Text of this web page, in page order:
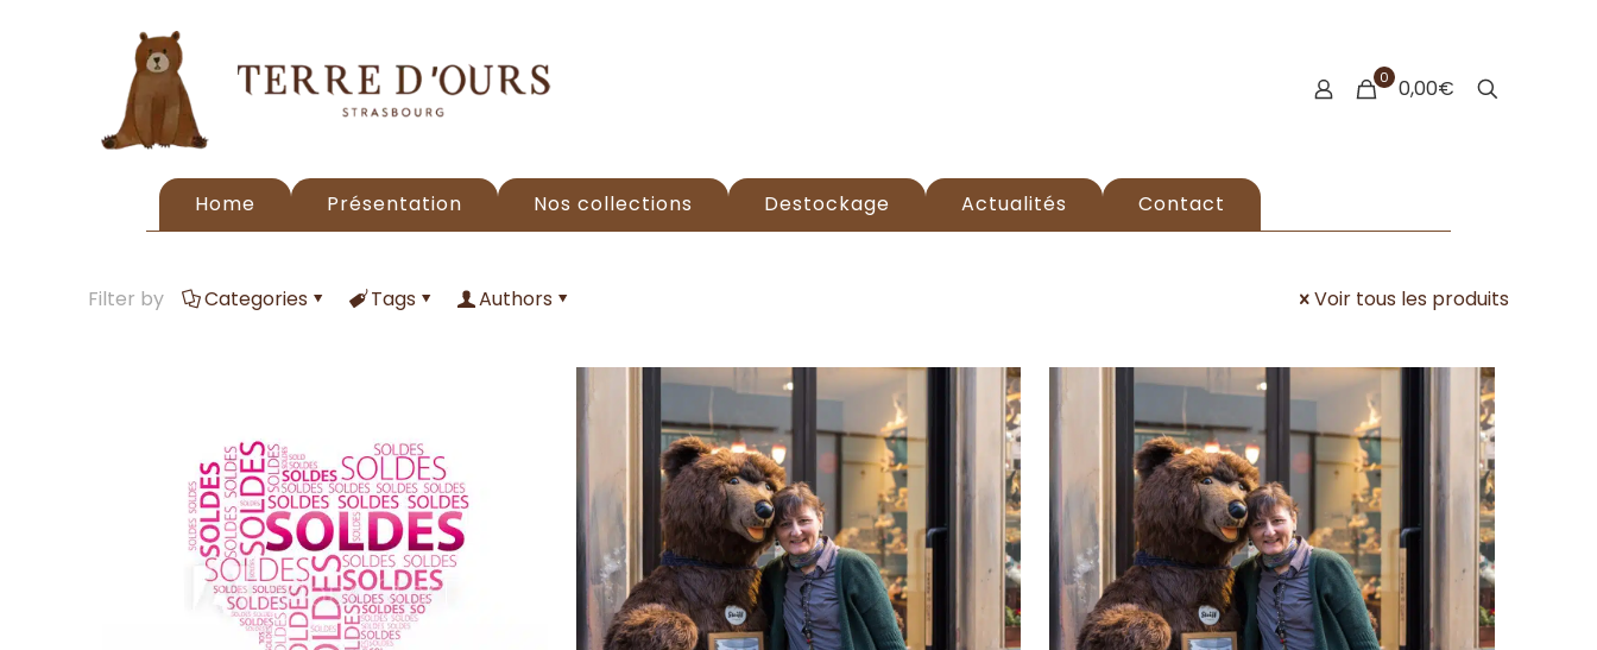
0 0,00€
Home Présentation Nos collections Destockage Actualités Contact
Filter by Categories Tags Authors Voir tous les produits